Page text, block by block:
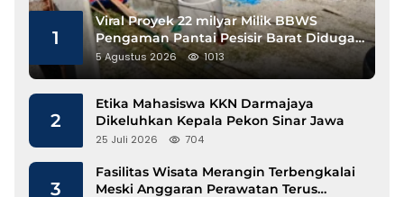
1
Viral Proyek 22 milyar Milik BBWS
Pengaman Pantai Pesisir Barat Diduga
Gunakan Besi Banci
5 Agustus 2026 1013
2
Etika Mahasiswa KKN Darmajaya
Dikeluhkan Kepala Pekon Sinar Jawa
25 Juli 2026 704
3
Fasilitas Wisata Merangin Terbengkalai
Meski Anggaran Perawatan Terus